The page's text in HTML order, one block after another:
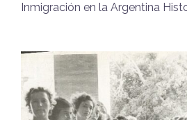
Inmigración en la Argentina